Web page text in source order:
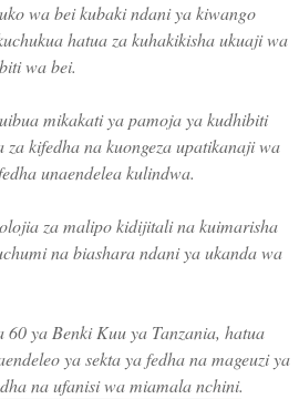
wa bei kubaki ndani ya kiwango
hatua za kuhakikisha ukuaji wa
wa bei.
mikakati ya pamoja ya kudhibiti
kifedha na kuongeza upatikanaji wa
unaendelea kulindwa.
za malipo kidijitali na kuimarisha
na biashara ndani ya ukanda wa
ya Benki Kuu ya Tanzania, hatua
ya sekta ya fedha na mageuzi ya
na ufanisi wa miamala nchini.